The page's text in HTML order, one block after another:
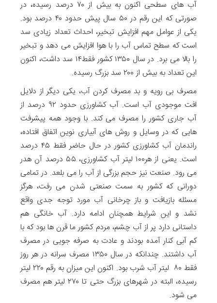
آب های سطحی اکنون به بیش از ۷۰ درصد رسیده، در
صورتی که این رقم در ۵۰ سال پیش حدود ۴۰ درصد بود.
یکی از عوامل مهم افزایش تبخیر، احداث تعداد زیادی سد
است که سطح تماس آب را با هوا افزایش می دهد و تبخیر
را بالا می برد. در سال ۱۳۵۰ کشور فقط۱۴ سد داشت، اکنون
این تعداد به بیش از ۲۰۰ سد بزرگ رسیده.
مصرف بی رویه و بد مصرف کردن آب، یکی دیگر از دلایل
افت موجودی آب است. آب کشاورزی حدود ۹۲ درصد از
آب جاری کشور را مصرف می کند. با وجود همه پیشرفت
هایی که در وسایل و روش های آبیاری نوین اتفاق افتاده،
راندمان آب کشاورزی کشور در حال حاضر فقط ۴۵ درصد
است. یعنی از هر۱۰۰ لیتر آب کشاورزی، ۵۵ درصد آن هدر
می رود. صنعت نیز حجم بزرگی از آب را می بلعد. در تمامی
دورانی که کشور به سمت صنعتی شدن می رفت، هرگز
مسئله بازیافت و باز چرخانی آب مورد توجه جدی واقع
نشد و این شرایط همچنان ادامه دارد. آب خانگی هم
داستانی دارد پر از آب چشم، مردم کشور ما قرن ها بود که با
کم آبی کنار آمده بودند و عادت به صرفه جویی در مصرف
آب داشتند. چندانکه در سال ۱۳۵۰ مصرف سرانه در هر روز
فقط ۸۰ لیتر آب شرب بود. اکنون این میزان به رقم ۲۲۰ لیتر
رسیده، البته در شهرهای بزرگ حتی تا ۲۷۰ لیتر هم مصرف
می شود.